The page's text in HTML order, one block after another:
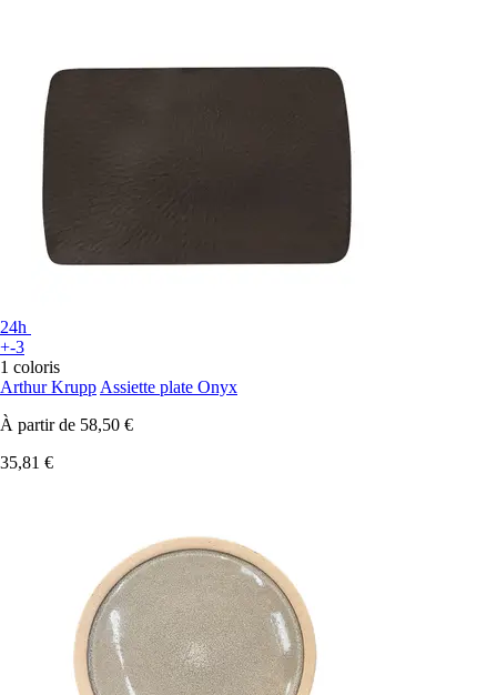
24h
+-3
1 coloris
Arthur Krupp Assiette plate Onyx
À partir de 58,50 €
35,81 €